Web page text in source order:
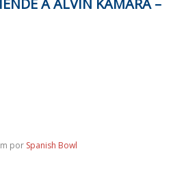
A ALVIN KAMARA –
por Spanish Bowl